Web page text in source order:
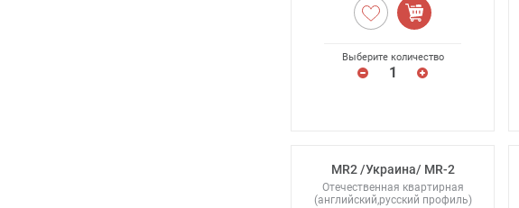
Выберите количество
MR2 /Украина/ MR-2
Отечественная квартирная
(английский,русский профиль)